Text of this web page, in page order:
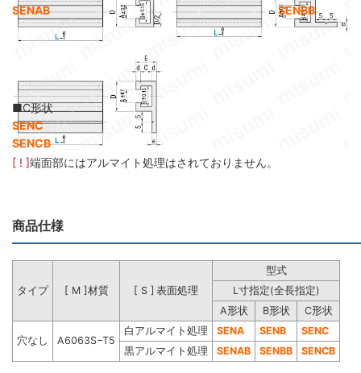
SENAB
SENBB
■C形状
SENC
SENCB
[ ! ]端面部にはアルマイト処理はされておりません。
商品仕様
タイプ [ M ]材質 [ S ] 表面処理
型式
L寸指定(全長指定)
A形状
B形状 C形状
穴なし A6063S−T5
白アルマイト処理 SENA SENB
SENC
黒アルマイト処理
SENAB SENBB SENCB